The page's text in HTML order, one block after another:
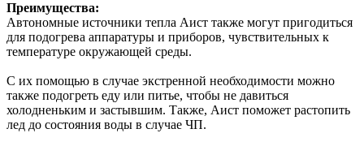
Преимущества:
Автономные источники тепла Аист также могут пригодиться
для подогрева аппаратуры и приборов, чувствительных к
температуре окружающей среды.
С их помощью в случае экстренной необходимости можно
также подогреть еду или питье, чтобы не давиться
холодненьким и застывшим. Также, Аист поможет растопить
лед до состояния воды в случае ЧП.